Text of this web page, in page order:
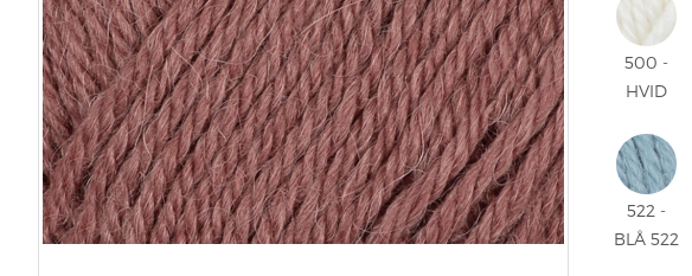
500 -
HVID
HVID
522 -
BLÅ 522